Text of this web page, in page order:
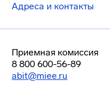
Адреса и контакты
Приемная комиссия
8 800 600-56-89
abit@miee.ru